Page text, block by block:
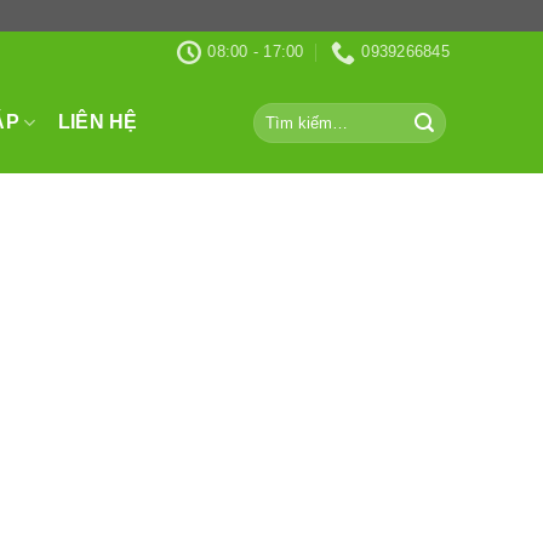
08:00 - 17:00 0939266845
LIÊN HỆ
Tìm
kiếm: